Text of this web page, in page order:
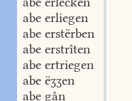
abe erliegen
abe erstërben
abe erstrîten
abe ertriegen
abe ëʒʒen
abe gân